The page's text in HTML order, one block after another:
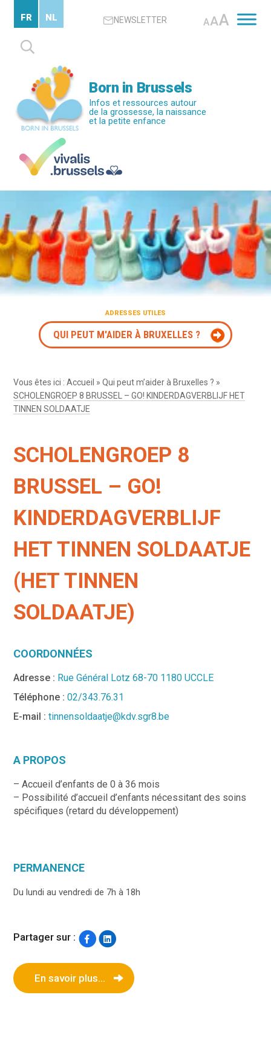
contenu
principal
NEWSLETTER AAA
Rechercher :
FR NL
Born in Brussels
Infos et ressources autour
de la grossesse, la naissance
et la petite enfance
ADRESSES UTILES
QUI PEUT M'AIDER À BRUXELLES ?
Vous êtes ici :Accueil »Qui peut m’aider à Bruxelles ? »
SCHOLENGROEP 8 BRUSSEL – GO! KINDERDAGVERBLIJF HET
TINNEN SOLDAATJE
SCHOLENGROEP 8
BRUSSEL – GO!
KINDERDAGVERBLIJF
HET TINNEN SOLDAATJE
(HET TINNEN
SOLDAATJE)
COORDONNÉES
Adresse : Rue Général Lotz 68-70 1180 UCCLE
Téléphone :02/343.76.31
E-mail : tinnensoldaatje@kdv.sgr8.be
A PROPOS
– Accueil d’enfants de 0 à 36 mois
– Possibilité d’accueil d’enfants nécessitant des soins
spécifiques (retard du développement)
PERMANENCE
Du lundi au vendredi de 7h à 18h
Partager sur :
En savoir plus...